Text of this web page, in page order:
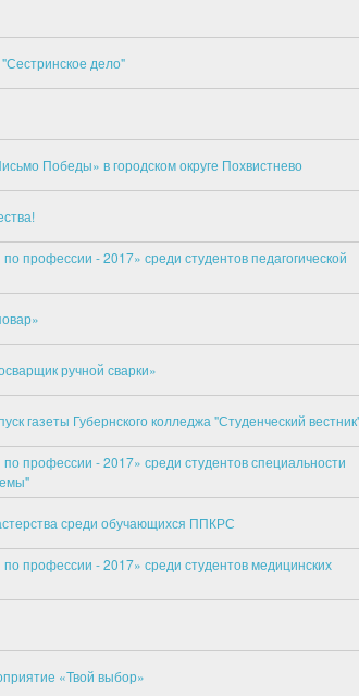
дело"
Победы» в городском округе Похвистнево
профессии - 2017» среди студентов педагогической
ручной сварки»
газеты Губернского колледжа "Студенческий
профессии - 2017» среди студентов специальности
среди обучающихся ППКРС
по профессии - 2017» среди студентов медицинских
«Твой выбор»